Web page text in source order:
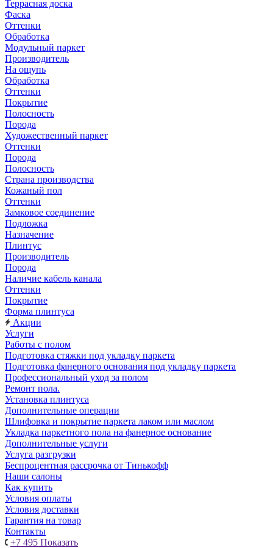
Террасная доска
Фаска
Оттенки
Обработка
Модульный паркет
Производитель
На ощупь
Обработка
Оттенки
Покрытие
Полосность
Порода
Художественный паркет
Оттенки
Порода
Полосность
Страна производства
Кожаный пол
Оттенки
Замковое соединение
Подложка
Назначение
Плинтус
Производитель
Порода
Наличие кабель канала
Оттенки
Покрытие
Форма плинтуса
Акции
Услуги
Работы с полом
Подготовка стяжки под укладку паркета
Подготовка фанерного основания под укладку паркета
Профессиональный уход за полом
Ремонт пола.
Установка плинтуса
Дополнительные операции
Шлифовка и покрытие паркета лаком или маслом
Укладка паркетного пола на фанерное основание
Дополнительные услуги
Услуга разгрузки
Беспроцентная рассрочка от Тинькофф
Наши салоны
Как купить
Условия оплаты
Условия доставки
Гарантия на товар
Контакты
+7 495 Показать